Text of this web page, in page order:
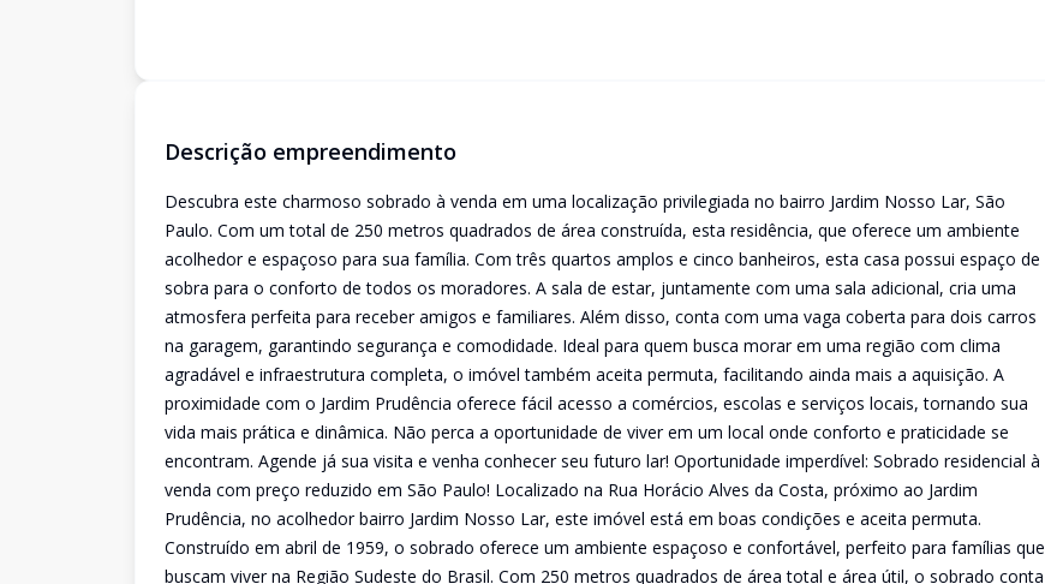
Descrição empreendimento
Descubra este charmoso sobrado à venda em uma localização privilegiada no bairro Jardim Nosso Lar, São
Paulo. Com um total de 250 metros quadrados de área construída, esta residência, que oferece um ambiente
acolhedor e espaçoso para sua família. Com três quartos amplos e cinco banheiros, esta casa possui espaço de
sobra para o conforto de todos os moradores. A sala de estar, juntamente com uma sala adicional, cria uma
atmosfera perfeita para receber amigos e familiares. Além disso, conta com uma vaga coberta para dois carros
na garagem, garantindo segurança e comodidade. Ideal para quem busca morar em uma região com clima
agradável e infraestrutura completa, o imóvel também aceita permuta, facilitando ainda mais a aquisição. A
proximidade com o Jardim Prudência oferece fácil acesso a comércios, escolas e serviços locais, tornando sua
vida mais prática e dinâmica. Não perca a oportunidade de viver em um local onde conforto e praticidade se
encontram. Agende já sua visita e venha conhecer seu futuro lar! Oportunidade imperdível: Sobrado residencial à
venda com preço reduzido em São Paulo! Localizado na Rua Horácio Alves da Costa, próximo ao Jardim
Prudência, no acolhedor bairro Jardim Nosso Lar, este imóvel está em boas condições e aceita permuta.
Construído em abril de 1959, o sobrado oferece um ambiente espaçoso e confortável, perfeito para famílias que
buscam viver na Região Sudeste do Brasil. Com 250 metros quadrados de área total e área útil, o sobrado conta